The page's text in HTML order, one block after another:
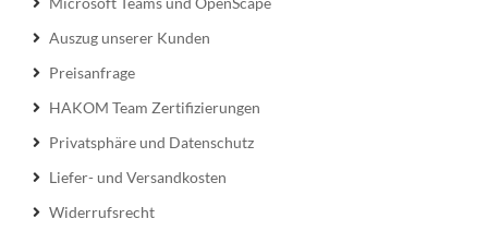
Auszug unserer Kunden
Preisanfrage
HAKOM Team Zertifizierungen
Privatsphäre und Datenschutz
Liefer- und Versandkosten
Widerrufsrecht